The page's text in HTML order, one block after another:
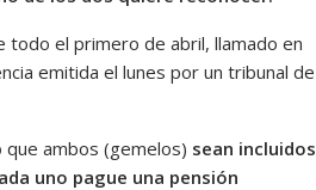
todo el primero de abril, llamado en
emitida el lunes por un tribunal de
que ambos (gemelos) sean incluidos
uno pague una pensión